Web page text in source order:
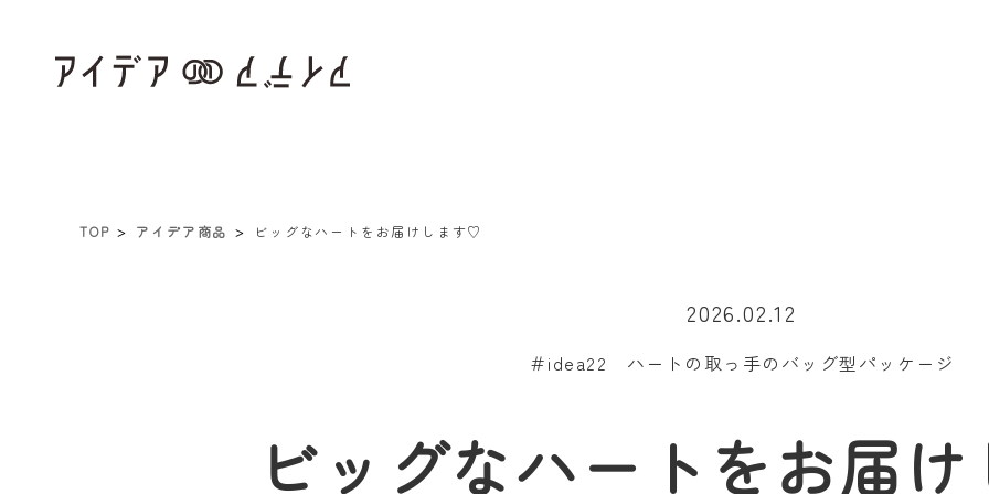
TOP アイデア商品 ビッグなハートをお届けします♡
2026.02.12
＃idea22 ハートの取っ手のバッグ型パッケージ
ビッグなハートをお届